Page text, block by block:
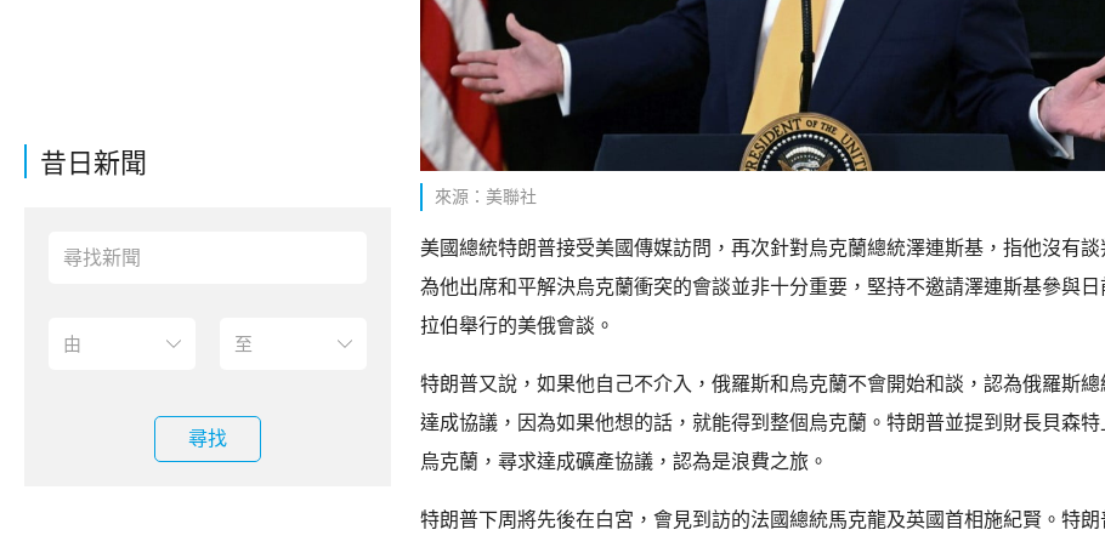
昔日新聞
尋找
來源：美聯社
美國總統特朗普接受美國傳媒訪問，再次針對烏克蘭總統澤連斯基，指他沒有
為他出席和平解決烏克蘭衝突的會談並非十分重要，堅持不邀請澤連斯基參與
拉伯舉行的美俄會談。
特朗普又說，如果他自己不介入，俄羅斯和烏克蘭不會開始和談，認為俄羅斯
達成協議，因為如果他想的話，就能得到整個烏克蘭。特朗普並提到財長貝森特
烏克蘭，尋求達成礦產協議，認為是浪費之旅。
特朗普下周將先後在白宮，會見到訪的法國總統馬克龍及英國首相施紀賢。特